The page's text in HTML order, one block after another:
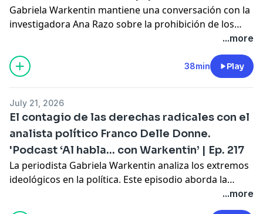
Auditorio Nacional para recorrer lo que allí
estaba sucediendo, en fin, una gran temporada
siguiente temporada que arranca el 1 de septiembre y
va a estar también deliciosa y
extraordinaria,.
Gabriela Warkentin mantiene una conversación con la
investigadora Ana Razo sobre la prohibición de los
...more
38min Play
July 21, 2026
El contagio de las derechas radicales con el
analista político Franco Delle Donne.
'Podcast ‘Al habla... con Warkentin’ | Ep. 217
La periodista Gabriela Warkentin analiza los extremos
ideológicos en la política. Este episodio aborda la
ultraderecha en una conversación con el analista...more